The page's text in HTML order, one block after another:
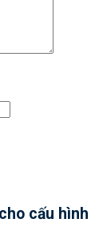
cấu hình